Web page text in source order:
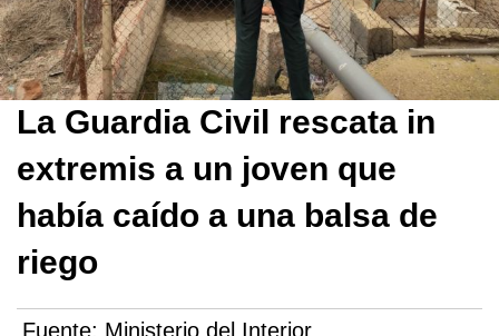
La Guardia Civil rescata in
extremis a un joven que
había caído a una balsa de
riego
Fuente: Ministerio del Interior